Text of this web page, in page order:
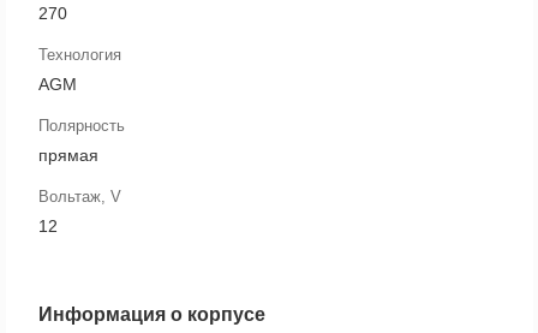
270
Технология
AGM
Полярность
прямая
Вольтаж, V
12
Информация о корпусе